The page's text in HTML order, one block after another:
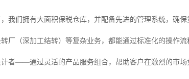
我们拥有大面积保税仓库，并配备先进的管理系统，确
厂（深加工结转）等复杂业务，都能通过标准化的操作
者——通过灵活的产品服务组合，帮助客户在激烈的市场